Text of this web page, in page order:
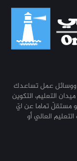
ووسائل عمل تساعدك
التعليم، التكوين
مستقلّ تماما عن ايّ
العالي أو